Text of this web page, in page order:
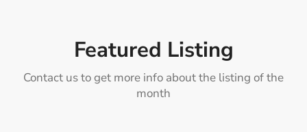
Featured Listing
Contact us to get more info about the listing of the
month